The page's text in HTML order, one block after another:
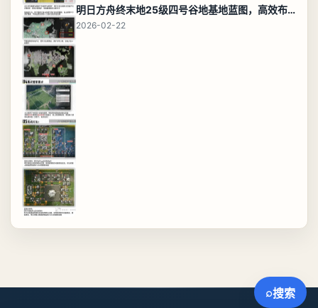
明日方舟终末地25级四号谷地基地蓝图，高效布局规划
2026-02-22
⌕搜索